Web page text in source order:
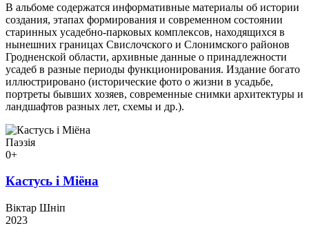
В альбоме содержатся информативные материалы об истории
создания, этапах формирования и современном состоянии
старинных усадебно-парковых комплексов, находящихся в
нынешних границах Свислочского и Слонимского районов
Гродненской области, архивные данные о принадлежности
усадеб в разные периоды функционирования. Издание богато
иллюстрировано (исторические фото о жизни в усадьбе,
портреты бывших хозяев, современные снимки архитектуры и
ландшафтов разных лет, схемы и др.).
Паэзія
0+
Кастусь і Міёна
Віктар Шніп
2023